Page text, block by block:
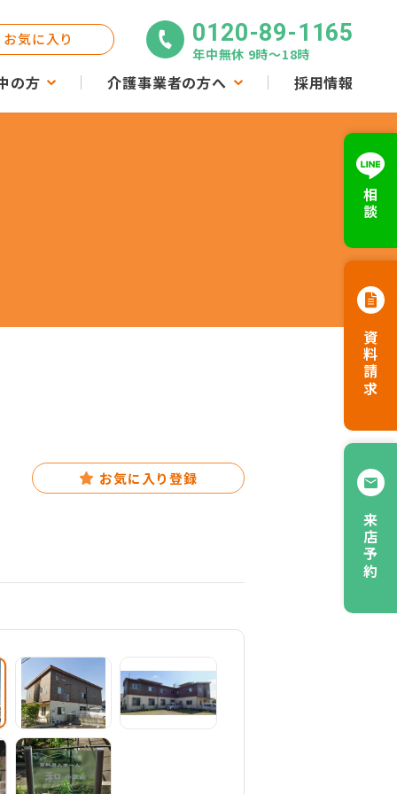
の方 介護事業者の方へ 採用情報
お気に入り 0120-89-1165
年中無休 9時〜18時
相談
資料請求
来店予約
お気に入り登録